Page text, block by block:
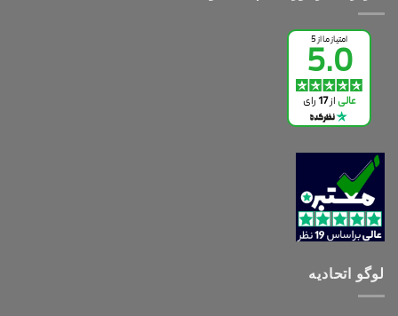
لوگو اتحادیه